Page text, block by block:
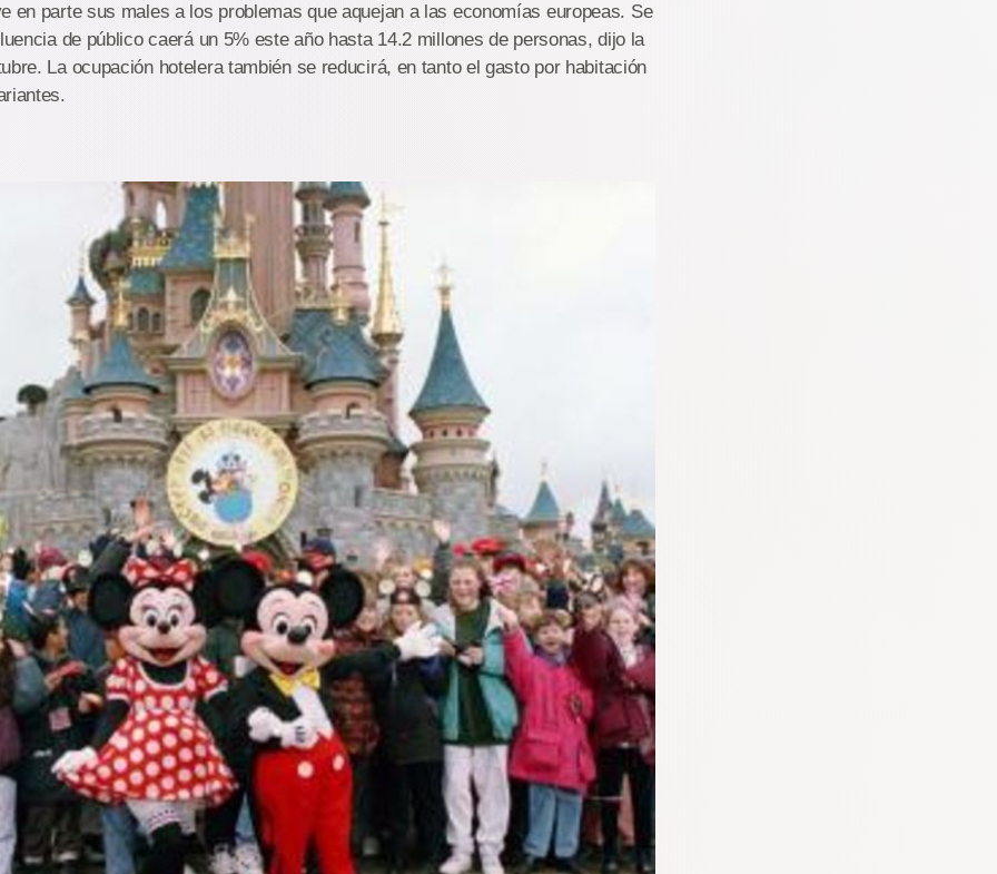
en parte sus males a los problemas que aquejan a las economías europeas. Se
de público caerá un 5% este año hasta 14.2 millones de personas, dijo la
La ocupación hotelera también se reducirá, en tanto el gasto por habitación